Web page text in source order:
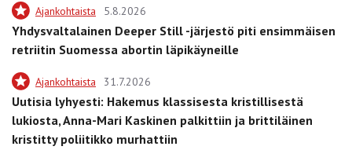
Ajankohtaista 5.8.2026
Yhdysvaltalainen Deeper Still -järjestö piti ensimmäisen
retriitin Suomessa abortin läpikäyneille
Ajankohtaista 31.7.2026
Uutisia lyhyesti: Hakemus klassisesta kristillisestä
lukiosta, Anna-Mari Kaskinen palkittiin ja brittiläinen
kristitty poliitikko murhattiin